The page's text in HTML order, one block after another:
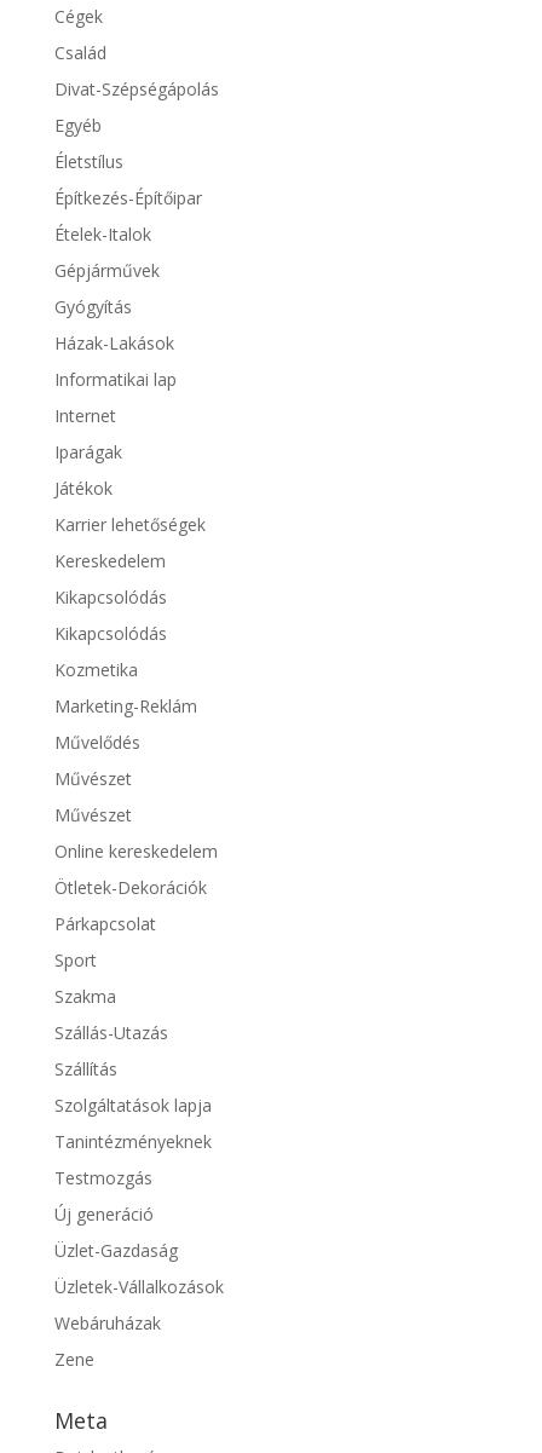
Cégek
Család
Divat-Szépségápolás
Egyéb
Életstílus
Építkezés-Építőipar
Ételek-Italok
Gépjárművek
Gyógyítás
Házak-Lakások
Informatikai lap
Internet
Iparágak
Játékok
Karrier lehetőségek
Kereskedelem
Kikapcsolódás
Kikapcsolódás
Kozmetika
Marketing-Reklám
Művelődés
Művészet
Művészet
Online kereskedelem
Ötletek-Dekorációk
Párkapcsolat
Sport
Szakma
Szállás-Utazás
Szállítás
Szolgáltatások lapja
Tanintézményeknek
Testmozgás
Új generáció
Üzlet-Gazdaság
Üzletek-Vállalkozások
Webáruházak
Zene
Meta